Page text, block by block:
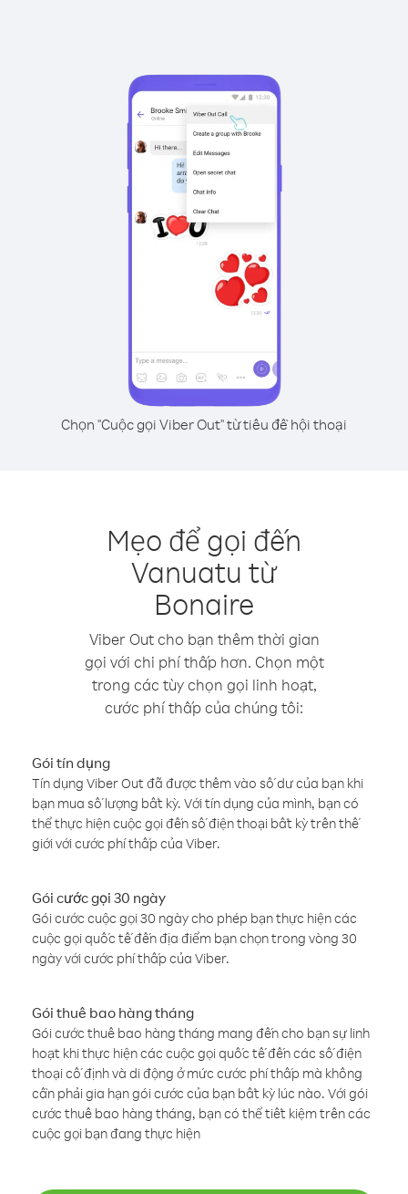
Chọn "Cuộc gọi Viber Out" từ tiêu đề hội thoại
Mẹo để gọi đến
Vanuatu từ
Bonaire
Viber Out cho bạn thêm thời gian
gọi với chi phí thấp hơn. Chọn một
trong các tùy chọn gọi linh hoạt,
cước phí thấp của chúng tôi:
Gói tín dụng
Tín dụng Viber Out đã được thêm vào số dư của bạn khi
bạn mua số lượng bất kỳ. Với tín dụng của mình, bạn có
thể thực hiện cuộc gọi đến số điện thoại bất kỳ trên thế
giới với cước phí thấp của Viber.
Gói cước gọi 30 ngày
Gói cước cuộc gọi 30 ngày cho phép bạn thực hiện các
cuộc gọi quốc tế đến địa điểm bạn chọn trong vòng 30
ngày với cước phí thấp của Viber.
Gói thuê bao hàng tháng
Gói cước thuê bao hàng tháng mang đến cho bạn sự linh
hoạt khi thực hiện các cuộc gọi quốc tế đến các số điện
thoại cố định và di động ở mức cước phí thấp mà không
cần phải gia hạn gói cước của bạn bất kỳ lúc nào. Với gói
cước thuê bao hàng tháng, bạn có thể tiết kiệm trên các
cuộc gọi bạn đang thực hiện